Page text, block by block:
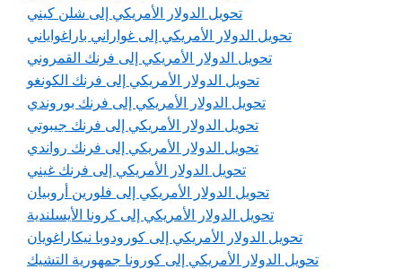
تحويل الدولار الأمريكي إلى شلن كيني
تحويل الدولار الأمريكي إلى غواراني باراغواياني
تحويل الدولار الأمريكي إلى فرنك القمروني
تحويل الدولار الأمريكي إلى فرنك الكونغو
تحويل الدولار الأمريكي إلى فرنك بوروندي
تحويل الدولار الأمريكي إلى فرنك جيبوتي
تحويل الدولار الأمريكي إلى فرنك رواندي
تحويل الدولار الأمريكي إلى فرنك غيني
تحويل الدولار الأمريكي إلى فلورين أروبيان
تحويل الدولار الأمريكي إلى كرونا الأيسلندية
تحويل الدولار الأمريكي إلى كورودوبا نيكاراغويان
تحويل الدولار الأمريكي إلى كورونا جمهورية التشيك